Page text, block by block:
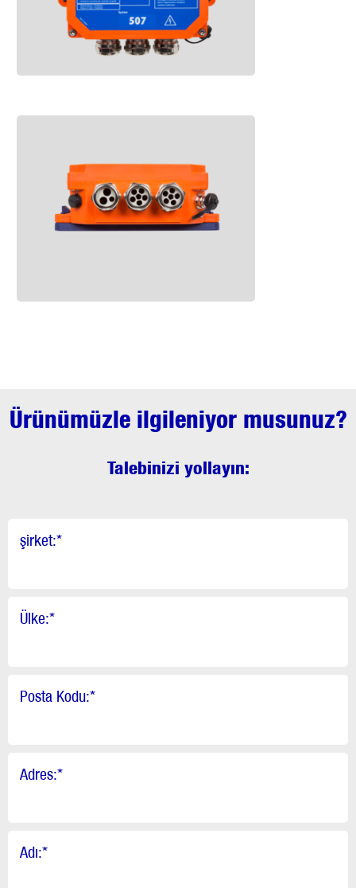
Ürünümüzle ilgileniyor musunuz?
Talebinizi yollayın:
şirket:*
Ülke:*
Posta Kodu:*
Adres:*
Adı:*